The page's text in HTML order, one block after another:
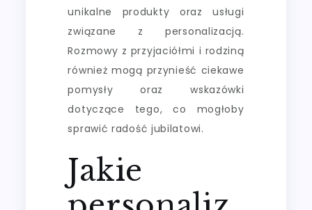
unikalne produkty oraz usługi
związane z personalizacją.
Rozmowy z przyjaciółmi i rodziną
również mogą przynieść ciekawe
pomysły oraz wskazówki
dotyczące tego, co mogłoby
sprawić radość jubilatowi.
Jakie